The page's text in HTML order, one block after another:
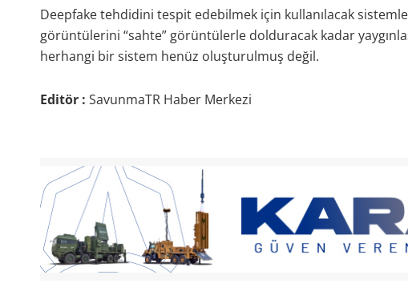
Deepfake tehdidini tespit edebilmek için kullanılacak
görüntülerini “sahte” görüntülerle dolduracak kadar
herhangi bir sistem henüz oluşturulmuş değil.
Editör : SavunmaTR Haber Merkezi